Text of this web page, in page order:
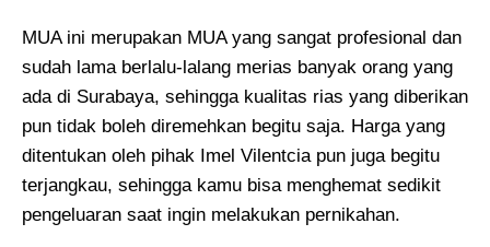
MUA ini merupakan MUA yang sangat profesional dan
sudah lama berlalu-lalang merias banyak orang yang
ada di Surabaya, sehingga kualitas rias yang diberikan
pun tidak boleh diremehkan begitu saja. Harga yang
ditentukan oleh pihak Imel Vilentcia pun juga begitu
terjangkau, sehingga kamu bisa menghemat sedikit
pengeluaran saat ingin melakukan pernikahan.